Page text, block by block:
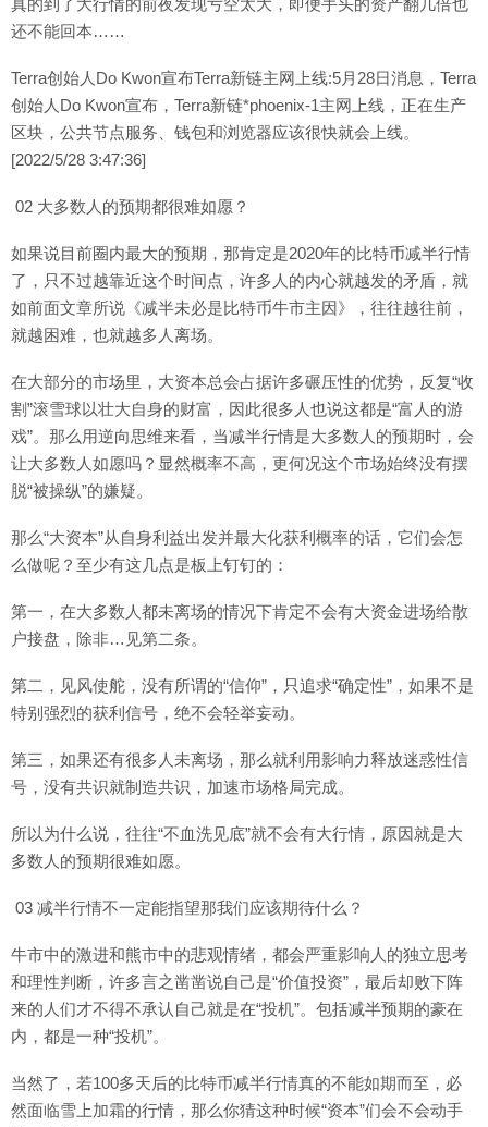
真的到了大行情的前夜发现亏空太大，即便手头的资产翻几倍也
还不能回本……
Terra创始人Do Kwon宣布Terra新链主网上线:5月28日消息，Terra
创始人Do Kwon宣布，Terra新链*phoenix-1主网上线，正在生产
区块，公共节点服务、钱包和浏览器应该很快就会上线。
[2022/5/28 3:47:36]
02 大多数人的预期都很难如愿？
如果说目前圈内最大的预期，那肯定是2020年的比特币减半行情
了，只不过越靠近这个时间点，许多人的内心就越发的矛盾，就
如前面文章所说《减半未必是比特币牛市主因》，往往越往前，
就越困难，也就越多人离场。
在大部分的市场里，大资本总会占据许多碾压性的优势，反复“收
割”滚雪球以壮大自身的财富，因此很多人也说这都是“富人的游
戏”。那么用逆向思维来看，当减半行情是大多数人的预期时，会
让大多数人如愿吗？显然概率不高，更何况这个市场始终没有摆
脱“被操纵”的嫌疑。
那么“大资本”从自身利益出发并最大化获利概率的话，它们会怎
么做呢？至少有这几点是板上钉钉的：
第一，在大多数人都未离场的情况下肯定不会有大资金进场给散
户接盘，除非…见第二条。
第二，见风使舵，没有所谓的“信仰”，只追求“确定性”，如果不是
特别强烈的获利信号，绝不会轻举妄动。
第三，如果还有很多人未离场，那么就利用影响力释放迷惑性信
号，没有共识就制造共识，加速市场格局完成。
所以为什么说，往往“不血洗见底”就不会有大行情，原因就是大
多数人的预期很难如愿。
03 减半行情不一定能指望那我们应该期待什么？
牛市中的激进和熊市中的悲观情绪，都会严重影响人的独立思考
和理性判断，许多言之凿凿说自己是“价值投资”，最后却败下阵
来的人们才不得不承认自己就是在“投机”。包括减半预期的豪在
内，都是一种“投机”。
当然了，若100多天后的比特币减半行情真的不能如期而至，必
然面临雪上加霜的行情，那么你猜这种时候“资本”们会不会动手